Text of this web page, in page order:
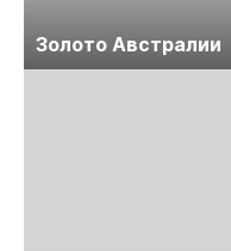
Золото Австралии